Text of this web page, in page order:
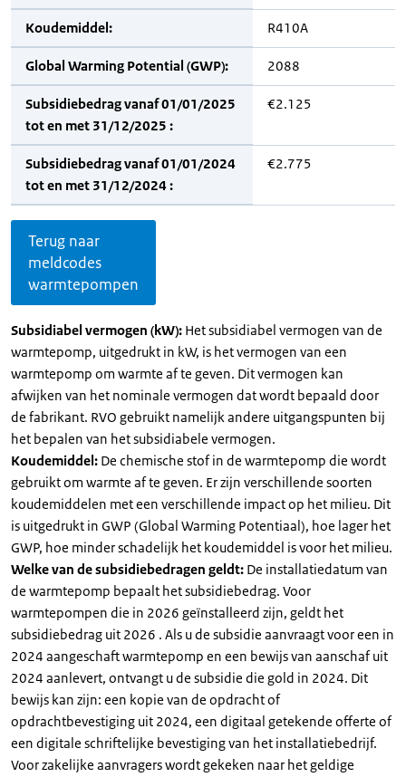
Koudemiddel: R410A
Global Warming Potential (GWP): 2088
Subsidiebedrag vanaf 01/01/2025
tot en met 31/12/2025 :
€2.125
Subsidiebedrag vanaf 01/01/2024
tot en met 31/12/2024 :
€2.775
Terug naar
meldcodes
warmtepompen
Subsidiabel vermogen (kW): Het subsidiabel vermogen van de
warmtepomp, uitgedrukt in kW, is het vermogen van een
warmtepomp om warmte af te geven. Dit vermogen kan
afwijken van het nominale vermogen dat wordt bepaald door
de fabrikant. RVO gebruikt namelijk andere uitgangspunten bij
het bepalen van het subsidiabele vermogen.
Koudemiddel: De chemische stof in de warmtepomp die wordt
gebruikt om warmte af te geven. Er zijn verschillende soorten
koudemiddelen met een verschillende impact op het milieu. Dit
is uitgedrukt in GWP (Global Warming Potentiaal), hoe lager het
GWP, hoe minder schadelijk het koudemiddel is voor het milieu.
Welke van de subsidiebedragen geldt: De installatiedatum van
de warmtepomp bepaalt het subsidiebedrag. Voor
warmtepompen die in 2026 geïnstalleerd zijn, geldt het
subsidiebedrag uit 2026 . Als u de subsidie aanvraagt voor een in
2024 aangeschaft warmtepomp en een bewijs van aanschaf uit
2024 aanlevert, ontvangt u de subsidie die gold in 2024. Dit
bewijs kan zijn: een kopie van de opdracht of
opdrachtbevestiging uit 2024, een digitaal getekende offerte of
een digitale schriftelijke bevestiging van het installatiebedrijf.
Voor zakelijke aanvragers wordt gekeken naar het geldige